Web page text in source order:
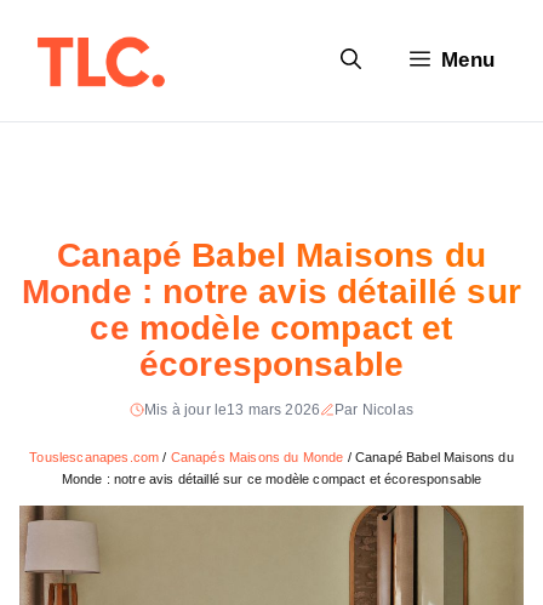
Menu
Canapé Babel Maisons du
Monde : notre avis détaillé sur
ce modèle compact et
écoresponsable
Mis à jour le13 mars 2026 Par Nicolas
Touslescanapes.com / Canapés Maisons du Monde / Canapé Babel Maisons du
Monde : notre avis détaillé sur ce modèle compact et écoresponsable